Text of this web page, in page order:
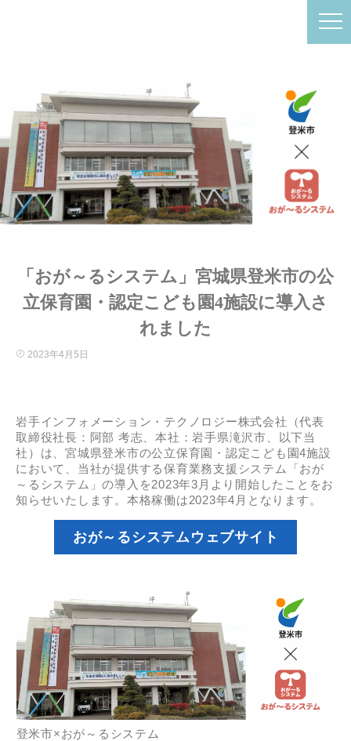
「おが～るシステム」宮城県登米市の公
立保育園・認定こども園4施設に導入さ
れました
2023年4月5日
岩手インフォメーション・テクノロジー株式会社（代表
取締役社長：阿部 考志、本社：岩手県滝沢市、以下当
社）は、宮城県登米市の公立保育園・認定こども園4施設
において、当社が提供する保育業務支援システム「おが
～るシステム」の導入を2023年3月より開始したことをお
知らせいたします。本格稼働は2023年4月となります。
おが～るシステムウェブサイト
登米市×おが～るシステム